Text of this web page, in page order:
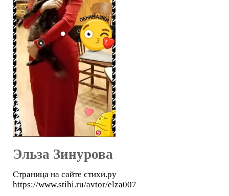
Эльза Зинурова
Страница на сайте стихи.ру
https://www.stihi.ru/avtor/elza007